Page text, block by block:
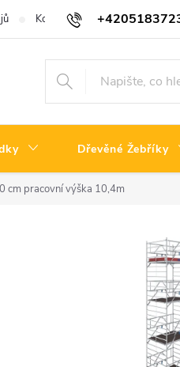
Kontakty Reklamační řád
Dřevěné Žebříky
cm pracovní výška 10,4m